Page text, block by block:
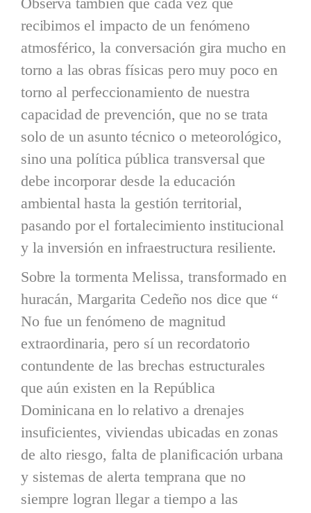
recibimos el impacto de un fenómeno
atmosférico, la conversación gira mucho en
torno a las obras físicas pero muy poco en
torno al perfeccionamiento de nuestra
capacidad de prevención, que no se trata
solo de un asunto técnico o meteorológico,
sino una política pública transversal que
debe incorporar desde la educación
ambiental hasta la gestión territorial,
pasando por el fortalecimiento institucional
y la inversión en infraestructura resiliente.
Sobre la tormenta Melissa, transformado en
huracán, Margarita Cedeño nos dice que “
No fue un fenómeno de magnitud
extraordinaria, pero sí un recordatorio
contundente de las brechas estructurales
que aún existen en la República
Dominicana en lo relativo a drenajes
insuficientes, viviendas ubicadas en zonas
de alto riesgo, falta de planificación urbana
y sistemas de alerta temprana que no
siempre logran llegar a tiempo a las